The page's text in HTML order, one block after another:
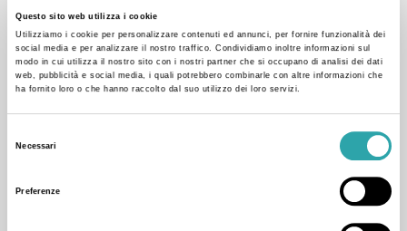
Questo sito web utilizza i cookie
Utilizziamo i cookie per personalizzare contenuti ed annunci, per fornire funzionalità dei
social media e per analizzare il nostro traffico. Condividiamo inoltre informazioni sul
modo in cui utilizza il nostro sito con i nostri partner che si occupano di analisi dei dati
web, pubblicità e social media, i quali potrebbero combinarle con altre informazioni che
ha fornito loro o che hanno raccolto dal suo utilizzo dei loro servizi.
Necessari
Preferenze
avanzati (ovvero da un livello A1 a un livello C2). In latino
e greco, seguo studenti delle medie (nel caso di studio
del latino come preparazione agli studi liceali) e delle
superiori. Per qualsiasi chiarimento, non esitate a
contattarmi tramite la chat della piattaforma. A presto!